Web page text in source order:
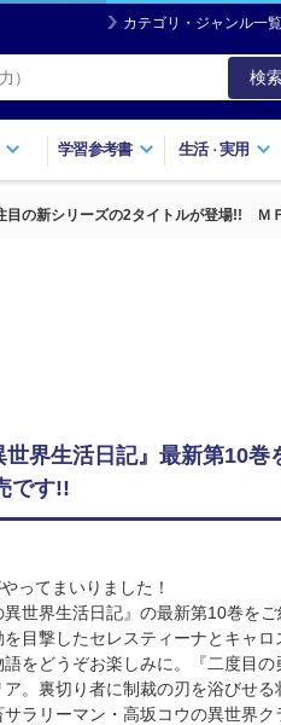
カテゴリ・ジャンル一覧
検
学習参考書 生活・実用
目の新シリーズの2タイトルが登場!! Ｍ
世界生活日記』最新第10
です!!
ってまいりました！
世界生活日記』の最新第10巻を
を目撃したセレスティーナとキ
をどうぞお楽しみに。『二度目
。裏切り者に制裁の刃を浴びせ
ラリーマン・高坂コウの異世界